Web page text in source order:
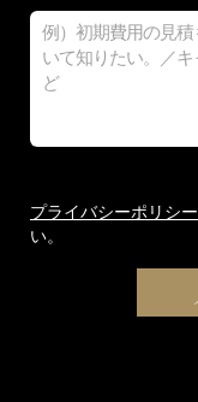
プライバシーポリシー
い。